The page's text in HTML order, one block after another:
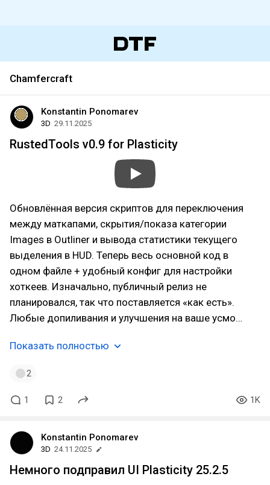
Chamfercraft
Konstantin Ponomarev
3D 29.11.2025
RustedTools v0.9 for Plasticity
Обновлённая версия скриптов для переключения
между маткапами, скрытия/показа категории
Images в Outliner и вывода статистики текущего
выделения в HUD. Теперь весь основной код в
одном файле + удобный конфиг для настройки
хоткеев. Изначально, публичный релиз не
планировался, так что поставляется «как есть».
Любые допиливания и улучшения на ваше усмо…
Показать полностью
2
1 2 1K
Konstantin Ponomarev
3D 24.11.2025
Немного подправил UI Plasticity 25.2.5